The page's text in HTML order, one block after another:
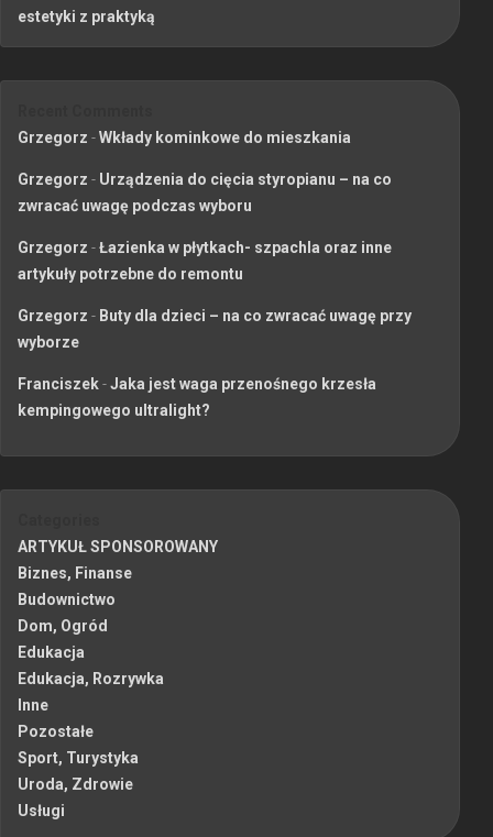
estetyki z praktyką
Grzegorz -Wkłady kominkowe do mieszkania
Grzegorz - Urządzenia do cięcia styropianu – na co
zwracać uwagę podczas wyboru
Grzegorz -Łazienka w płytkach- szpachla oraz inne
artykuły potrzebne do remontu
Grzegorz - Buty dla dzieci – na co zwracać uwagę przy
wyborze
Franciszek-Jaka jest waga przenośnego krzesła
kempingowego ultralight?
ARTYKUŁ SPONSOROWANY
Biznes, Finanse
Budownictwo
Dom, Ogród
Edukacja
Edukacja, Rozrywka
Inne
Pozostałe
Sport, Turystyka
Uroda, Zdrowie
Usługi